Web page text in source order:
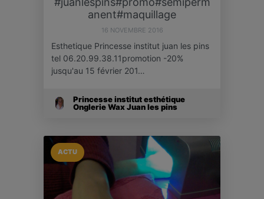
anent#maquillage
16 NOVEMBRE 2016
Esthetique Princesse institut juan les pins
tel 06.20.99.38.11promotion -20%
jusqu'au 15 février 201…
Princesse institut esthétique
Onglerie Wax Juan les pins
ACTU